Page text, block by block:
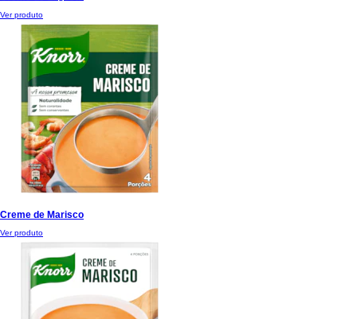
Ver produto
Creme de Marisco
Ver produto